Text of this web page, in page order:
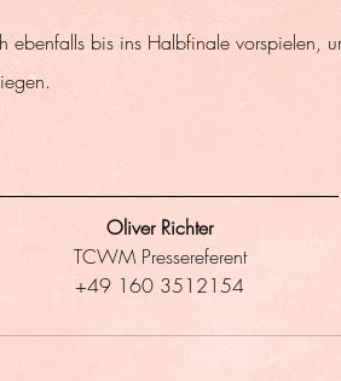
ebenfalls bis ins Halbfinale vorspielen,
Oliver Richter
TCWM Pressereferent
+49 160 3512154